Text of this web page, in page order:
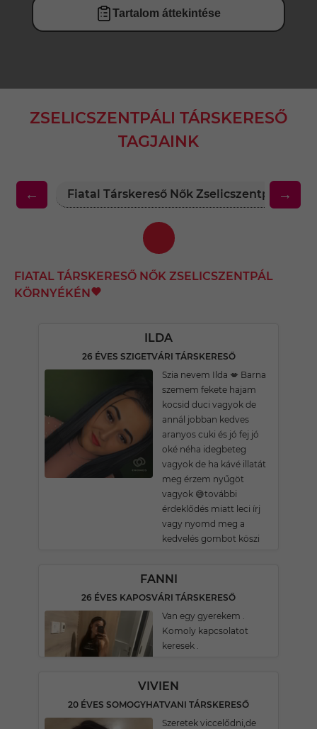
Tartalom áttekintése
ZSELICSZENTPÁLI TÁRSKERESŐ
TAGJAINK
← Fiatal Társkereső Nők Zselicszentpál→
FIATAL TÁRSKERESŐ NŐK ZSELICSZENTPÁL
KÖRNYÉKÉN
ILDA
26 ÉVES SZIGETVÁRI TÁRSKERESŐ
Szia nevem Ilda 💋 Barna
szemem fekete hajam
kocsid duci vagyok de
annál jobban kedves
aranyos cuki és jó fej jó
oké néha idegbeteg
vagyok de ha kávé illatát
meg érzem nyűgöt
vagyok 😅további
érdeklődés miatt leci írj
vagy nyomd meg a
kedvelés gombot köszi
FANNI
26 ÉVES KAPOSVÁRI TÁRSKERESŐ
Van egy gyerekem .
Komoly kapcsolatot
keresek .
VIVIEN
20 ÉVES SOMOGYHATVANI TÁRSKERESŐ
Szeretek viccelődni,de